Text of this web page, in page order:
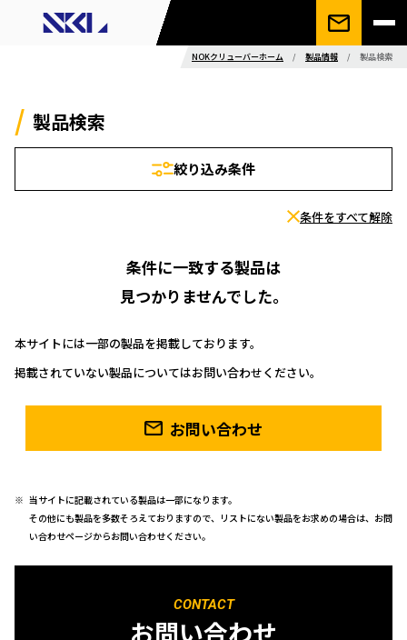
NOKクリューバーホーム / 製品情報 / 製品検索
製品検索
絞り込み条件
条件をすべて解除
条件に一致する製品は
見つかりませんでした。
本サイトには一部の製品を掲載しております。
掲載されていない製品についてはお問い合わせください。
お問い合わせ
当サイトに記載されている製品は一部になります。
その他にも製品を多数そろえておりますので、リストにない製品をお求めの場合は、お問
い合わせページからお問い合わせください。
CONTACT
お問い合わせ